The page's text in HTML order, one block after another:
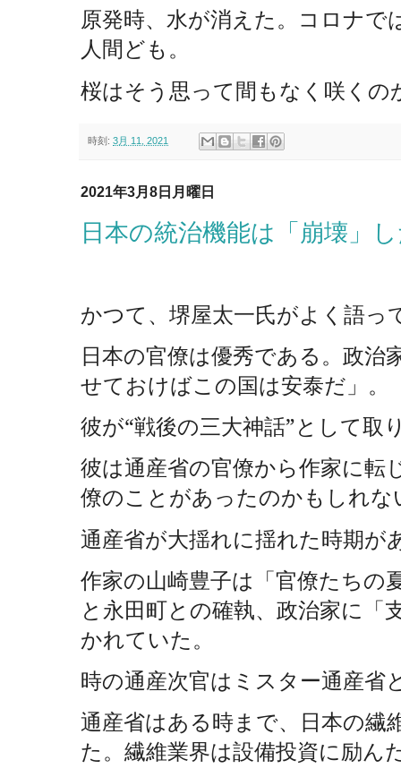
原発時、水が消えた。コロナで
人間ども。
桜はそう思って間もなく咲くの
時刻: 3月 11, 2021
2021年3月8日月曜日
日本の統治機能は「崩壊」
かつて、堺屋太一氏がよく語っ
日本の官僚は優秀である。政治
せておけばこの国は安泰だ」。
彼が“戦後の三大神話”として取
彼は通産省の官僚から作家に転
僚のことがあったのかもしれな
通産省が大揺れに揺れた時期が
作家の山崎豊子は「官僚たちの
と永田町との確執、政治家に「
かれていた。
時の通産次官はミスター通産省
通産省はある時まで、日本の繊
た。繊維業界は設備投資に励ん